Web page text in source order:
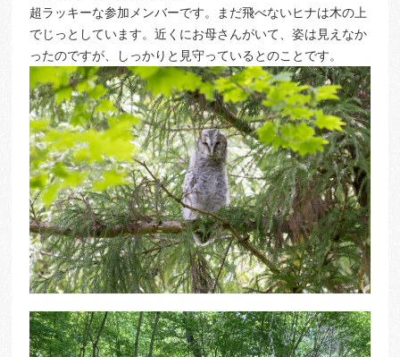
超ラッキーな参加メンバーです。まだ飛べないヒナは木の上
でじっとしています。近くにお母さんがいて、姿は見えなか
ったのですが、しっかりと見守っているとのことです。